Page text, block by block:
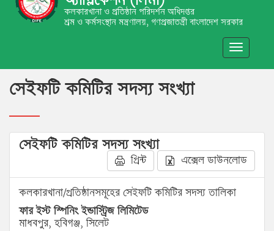
কলকারখানা ও প্রতিষ্ঠান পরিদর্শন অধিদপ্তর
শ্রম ও কর্মসংস্থান মন্ত্রণালয়, গণপ্রজাতন্ত্রী বাংলাদেশ সরকার
Toggle
সেইফটি কমিটির সদস্য সংখ্যা
সেইফটি কমিটির সদস্য সংখ্যা
প্রিন্ট এক্সেল ডাউনলোড
কলকারখানা/প্রতিষ্ঠানসমূহের সেইফটি কমিটির সদস্য তালিকা
ফার ইস্ট স্পিনিং ইন্ডাস্ট্রিজ লিমিটেড
মাধবপুর, হবিগঞ্জ, সিলেট